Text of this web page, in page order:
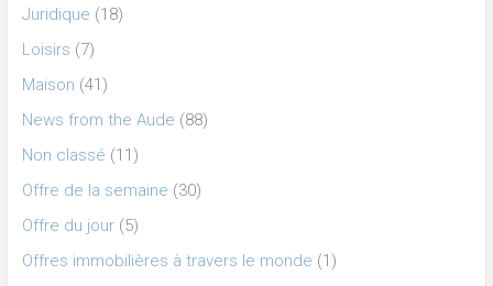
Juridique (18)
Loisirs (7)
Maison (41)
News from the Aude (88)
Non classé (11)
Offre de la semaine (30)
Offre du jour(5)
Offres immobilières à travers le monde (1)